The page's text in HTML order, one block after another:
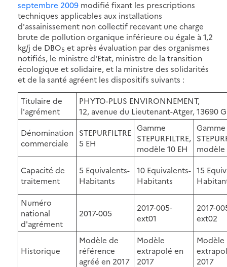
septembre 2009 modifié fixant les prescriptions
techniques applicables aux installations
d'assainissement non collectif recevant une charge
brute de pollution organique inférieure ou égale à 1,2
kg/j de DBO5 et après évaluation par des organismes
notifiés, le ministre d'Etat, ministre de la transition
écologique et solidaire, et la ministre des solidarités
et de la santé agréent les dispositifs suivants :
Titulaire de
l'agrément
PHYTO-PLUS ENVIRONNEMENT,
12, avenue du Lieutenant-Atger, 13690
Dénomination
commerciale
STEPURFILTRE
5 EH
Gamme
STEPURFILTRE,
modèle 10 EH
Gamme
modèle
Capacité de
traitement
5 Equivalents-
Habitants
10 Equivalents-
Habitants
15
Numéro
national
d'agrément
2017-005
2017-005-
ext01
2017-
ext02
Historique
Modèle de
référence
agréé en 2017
Modèle
extrapolé en
2017
Modèle
2017